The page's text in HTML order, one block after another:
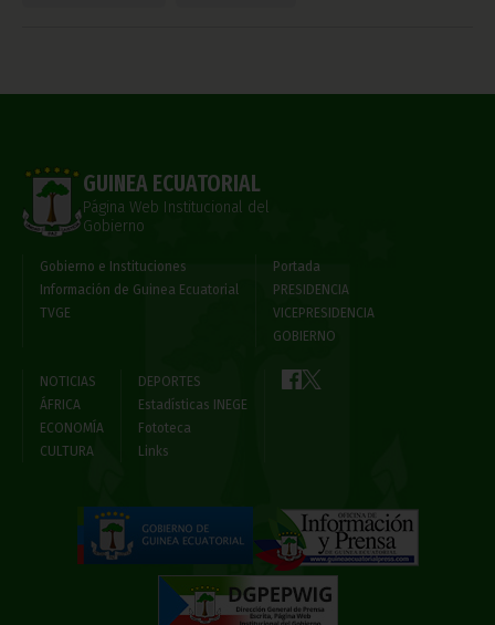
GUINEA ECUATORIAL
Página Web Institucional del
Gobierno
Gobierno e Instituciones
Información de Guinea Ecuatorial
TVGE
Portada
PRESIDENCIA
VICEPRESIDENCIA
GOBIERNO
NOTICIAS
ÁFRICA
ECONOMÍA
CULTURA
DEPORTES
Estadísticas INEGE
Fototeca
Links